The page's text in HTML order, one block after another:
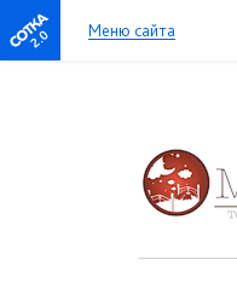
2.0 Меню сайта